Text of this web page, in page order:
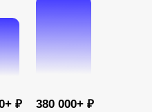
₽ 380 000+ ₽